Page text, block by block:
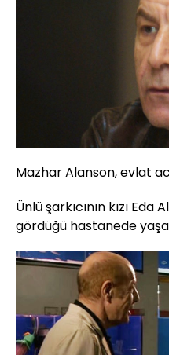
Mazhar Alanson, evlat
Ünlü şarkıcının kızı
gördüğü hastanede